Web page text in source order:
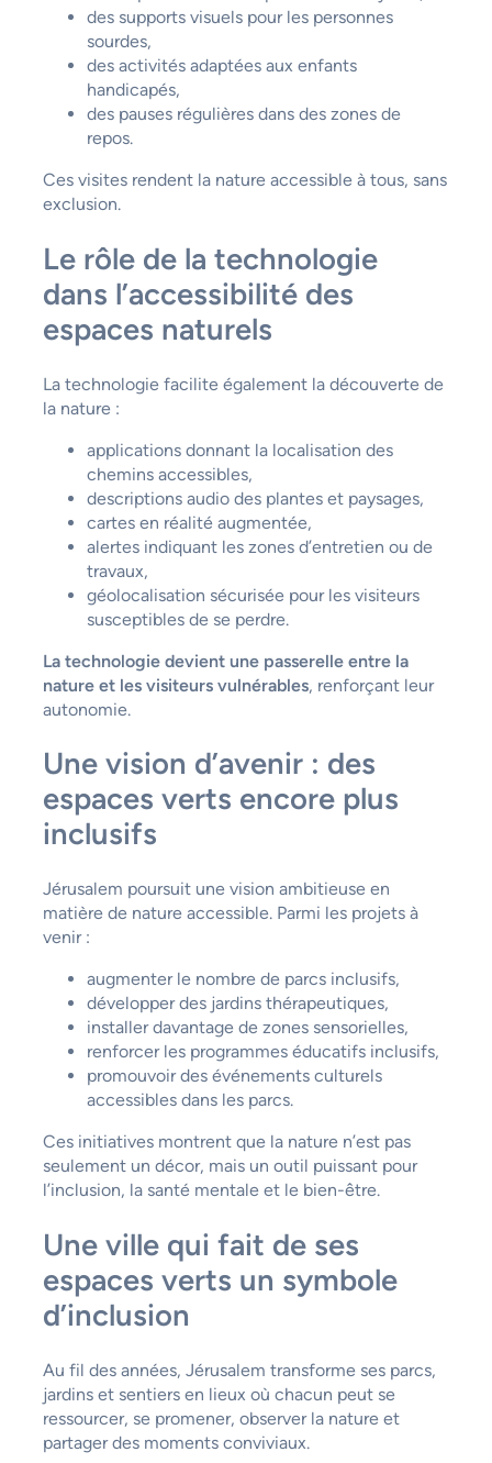
des supports visuels pour les personnes
sourdes,
des activités adaptées aux enfants
handicapés,
des pauses régulières dans des zones de
repos.
Ces visites rendent la nature accessible à tous, sans
exclusion.
Le rôle de la technologie
dans l’accessibilité des
espaces naturels
La technologie facilite également la découverte de
la nature :
applications donnant la localisation des
chemins accessibles,
descriptions audio des plantes et paysages,
cartes en réalité augmentée,
alertes indiquant les zones d’entretien ou de
travaux,
géolocalisation sécurisée pour les visiteurs
susceptibles de se perdre.
La technologie devient une passerelle entre la
nature et les visiteurs vulnérables, renforçant leur
autonomie.
Une vision d’avenir : des
espaces verts encore plus
inclusifs
Jérusalem poursuit une vision ambitieuse en
matière de nature accessible. Parmi les projets à
venir :
augmenter le nombre de parcs inclusifs,
développer des jardins thérapeutiques,
installer davantage de zones sensorielles,
renforcer les programmes éducatifs inclusifs,
promouvoir des événements culturels
accessibles dans les parcs.
Ces initiatives montrent que la nature n’est pas
seulement un décor, mais un outil puissant pour
l’inclusion, la santé mentale et le bien-être.
Une ville qui fait de ses
espaces verts un symbole
d’inclusion
Au fil des années, Jérusalem transforme ses parcs,
jardins et sentiers en lieux où chacun peut se
ressourcer, se promener, observer la nature et
partager des moments conviviaux.